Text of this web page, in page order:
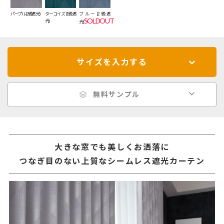
パープル(2級遮光)
ターコイズ(1級遮
光)
ブルー(2級遮
光)SOLDOUT
サイズを入力する
無料サンプル
大きな窓でも美しくお洒落に
つなぎ目のない上質なシームレス遮光カーテン